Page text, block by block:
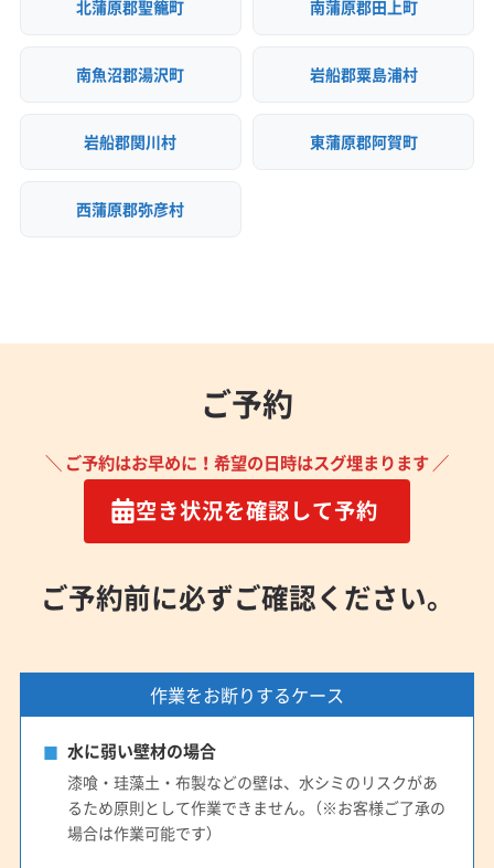
北蒲原郡聖籠町 南蒲原郡田上町
南魚沼郡湯沢町 岩船郡粟島浦村
岩船郡関川村 東蒲原郡阿賀町
西蒲原郡弥彦村
ご予約
＼ ご予約はお早めに！希望の日時はスグ埋まります ／
空き状況を確認して予約
ご予約前に必ずご確認ください。
作業をお断りするケース
水に弱い壁材の場合
漆喰・珪藻土・布製などの壁は、水シミのリスクがあ
るため原則として作業できません。（※お客様ご了承の
場合は作業可能です）